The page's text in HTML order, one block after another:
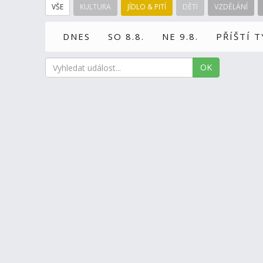
VŠE KULTURA JÍDLO & PITÍ DĚTI VZDĚLÁNÍ
DNES SO 8.8. NE 9.8. PŘÍŠTÍ
OK